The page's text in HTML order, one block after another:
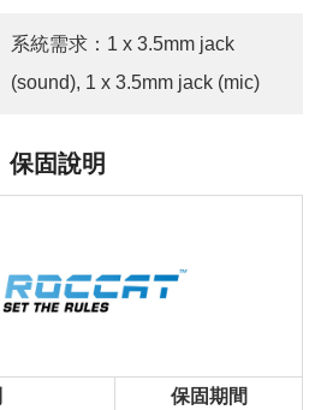
系統需求：1 x 3.5mm jack
(sound), 1 x 3.5mm jack (mic)
保固說明
保固期間